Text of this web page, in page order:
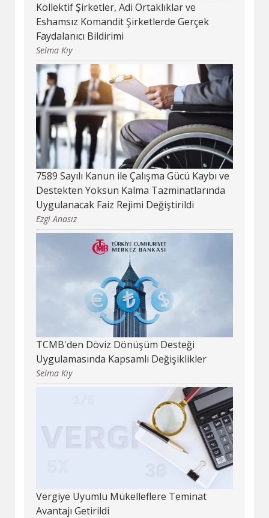
Kollektif Şirketler, Adi Ortaklıklar ve
Eshamsız Komandit Şirketlerde Gerçek
Faydalanıcı Bildirimi
Selma Kıy
7589 Sayılı Kanun ile Çalışma Gücü Kaybı ve
Destekten Yoksun Kalma Tazminatlarında
Uygulanacak Faiz Rejimi Değiştirildi
Ezgi Anasız
TCMB'den Döviz Dönüşüm Desteği
Uygulamasında Kapsamlı Değişiklikler
Selma Kıy
Vergiye Uyumlu Mükelleflere Teminat
Avantajı Getirildi